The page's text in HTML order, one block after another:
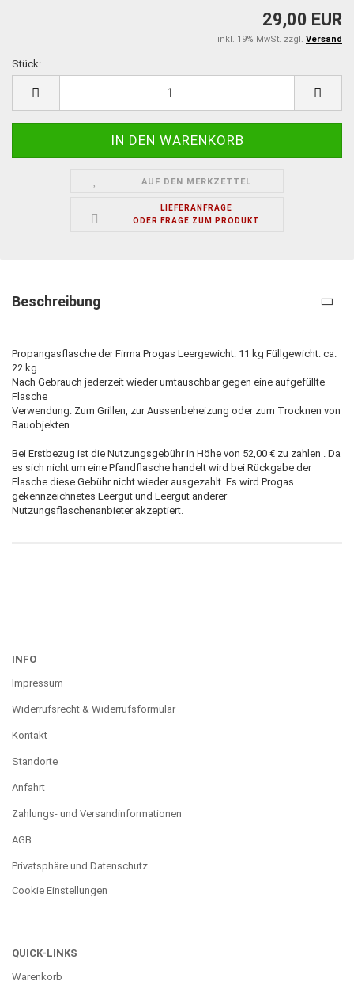
29,00 EUR
inkl. 19% MwSt. zzgl. Versand
Stück:
AUF DEN MERKZETTEL
LIEFERANFRAGE
ODER FRAGE ZUM PRODUKT
Beschreibung
Propangasflasche der Firma Progas Leergewicht: 11 kg Füllgewicht: ca.
22 kg.
Nach Gebrauch jederzeit wieder umtauschbar gegen eine aufgefüllte
Flasche
Verwendung: Zum Grillen, zur Aussenbeheizung oder zum Trocknen von
Bauobjekten.
Bei Erstbezug ist die Nutzungsgebühr in Höhe von 52,00 € zu zahlen . Da
es sich nicht um eine Pfandflasche handelt wird bei Rückgabe der
Flasche diese Gebühr nicht wieder ausgezahlt. Es wird Progas
gekennzeichnetes Leergut und Leergut anderer
Nutzungsflaschenanbieter akzeptiert.
INFO
Impressum
Widerrufsrecht & Widerrufsformular
Kontakt
Standorte
Anfahrt
Zahlungs- und Versandinformationen
AGB
Privatsphäre und Datenschutz
Cookie Einstellungen
QUICK-LINKS
Warenkorb